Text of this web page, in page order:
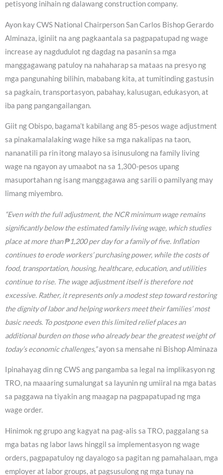
petisyong inihain ng dalawang construction company.
Ayon kay CWS National Chairperson San Carlos Bishop Gerardo
Alminaza, iginiit na ang pagkaantala sa pagpapatupad ng wage
increase ay nagdudulot ng dagdag na pasanin sa mga
manggagawang patuloy na nahaharap sa mataas na presyo ng
mga pangunahing bilihin, mababang kita, at tumitinding gastusin
sa pagkain, transportasyon, pabahay, kalusugan, edukasyon, at
iba pang pangangailangan.
Giit ng Obispo, bagama’t kabilang ang 85-pesos wage adjustment
sa pinakamalalaking wage hike sa mga nakalipas na taon,
nananatili pa rin itong malayo sa isinusulong na family living
wage na ngayon ay umaabot na sa 1,300-pesos upang
masuportahan ng isang manggagawa ang sarili o pamilyang may
limang miyembro.
“Even with the full adjustment, the NCR minimum wage remains
significantly below the estimated family living wage, which studies
place at more than ₱1,200 per day for a family of five. Inflation
continues to erode workers’ purchasing power, while the costs of
food, transportation, housing, healthcare, education, and utilities
continue to rise. The wage adjustment itself is therefore not
excessive. Rather, it represents only a modest step toward restoring
the dignity of labor and helping workers meet their families’ most
basic needs. To postpone even this limited relief places an
additional burden on those who already bear the greatest weight of
today’s economic challenges,”ayon sa mensahe ni Bishop Alminaza
Ipinahayag din ng CWS ang pangamba sa legal na implikasyon ng
TRO, na maaaring sumalungat sa layunin ng umiiral na mga batas
sa paggawa na tiyakin ang maagap na pagpapatupad ng mga
wage order.
Hinimok ng grupo ang kagyat na pag-alis sa TRO, paggalang sa
mga batas ng labor laws hinggil sa implementasyon ng wage
orders, pagpapatuloy ng dayalogo sa pagitan ng pamahalaan, mga
employer at labor groups, at pagsusulong ng mga tunay na